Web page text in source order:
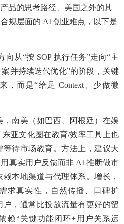
品的思考路径、美国之外的其
规层面的 AI 创业难点，以下是
向从“按 SOP 执行任务”走向“主
并持续迭代优化”的阶段，关键
，而是“给足 Context、少做微
南美（如巴西、阿根廷）在娱
亚文化圈在教育/效率工具上也
待市场教育。方法上，建议大
真实用户反馈而非 AI 推断做市
本地渠道与代理体系。增长，
求真实性，自然传播、口碑扩
，通常比投放流量有更好的留
赖“关键功能闭环+用户关系运